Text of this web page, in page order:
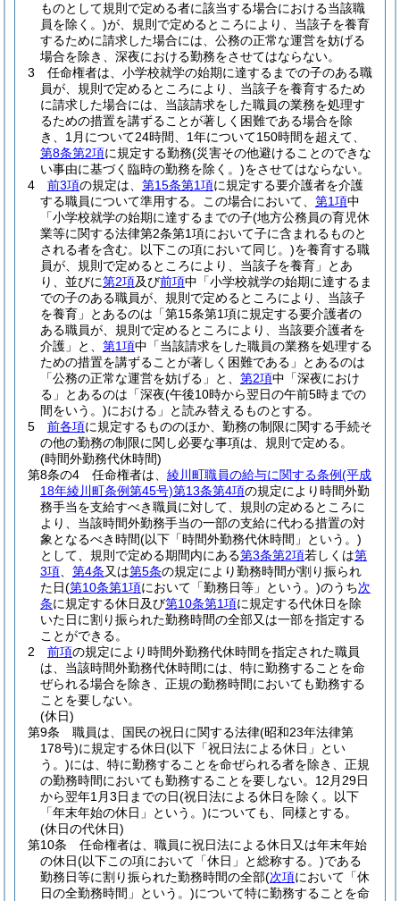
ものとして規則で定める者に該当する場合における当該職
員を除く。)が、規則で定めるところにより、当該子を養育
するために請求した場合には、公務の正常な運営を妨げる
場合を除き、深夜における勤務をさせてはならない。
3
任命権者は、小学校就学の始期に達するまでの子のある職
員が、規則で定めるところにより、当該子を養育するため
に請求した場合には、当該請求をした職員の業務を処理す
るための措置を講ずることが著しく困難である場合を除
き、1月について24時間、1年について150時間を超えて、
第8条第2項に規定する勤務(災害その他避けることのできな
い事由に基づく臨時の勤務を除く。)をさせてはならない。
4
前3項の規定は、 第15条第1項に規定する要介護者を介護
する職員について準用する。
この場合において、 第1項中
「小学校就学の始期に達するまでの子(地方公務員の育児休
業等に関する法律第2条第1項において子に含まれるものと
される者を含む。以下この項において同じ。)を養育する職
員が、規則で定めるところにより、当該子を養育」とあ
り、並びに第2項及び前項中「小学校就学の始期に達するま
での子のある職員が、規則で定めるところにより、当該子
を養育」とあるのは「第15条第1項に規定する要介護者の
ある職員が、規則で定めるところにより、当該要介護者を
介護」と、 第1項中「当該請求をした職員の業務を処理する
ための措置を講ずることが著しく困難である」とあるのは
「公務の正常な運営を妨げる」と、 第2項中「深夜におけ
る」とあるのは「深夜(午後10時から翌日の午前5時までの
間をいう。)における」と読み替えるものとする。
5
前各項に規定するもののほか、勤務の制限に関する手続そ
の他の勤務の制限に関し必要な事項は、規則で定める。
(時間外勤務代休時間)
第8条の4
任命権者は、 綾川町職員の給与に関する条例(平成
18年綾川町条例第45号)第13条第4項の規定により時間外勤
務手当を支給すべき職員に対して、規則の定めるところに
より、当該時間外勤務手当の一部の支給に代わる措置の対
象となるべき時間(以下「時間外勤務代休時間」という。)
として、規則で定める期間内にある第3条第2項若しくは第
3項
第4条又は第5条の規定により勤務時間が割り振られ
た日(第10条第1項において「勤務日等」という。)のうち次
条に規定する休日及び第10条第1項に規定する代休日を除
いた日に割り振られた勤務時間の全部又は一部を指定する
ことができる。
2
前項の規定により時間外勤務代休時間を指定された職員
は、当該時間外勤務代休時間には、特に勤務することを命
ぜられる場合を除き、正規の勤務時間においても勤務する
ことを要しない。
(休日)
第9条
職員は、国民の祝日に関する法律(昭和23年法律第
178号)に規定する休日(以下「祝日法による休日」とい
う。)には、特に勤務することを命ぜられる者を除き、正規
の勤務時間においても勤務することを要しない。 12月29日
から翌年1月3日までの日(祝日法による休日を除く。以下
「年末年始の休日」という。)についても、同様とする。
(休日の代休日)
第10条
任命権者は、職員に祝日法による休日又は年末年始
の休日(以下この項において「休日」と総称する。)である
勤務日等に割り振られた勤務時間の全部(次項において「休
日の全勤務時間」という。)について特に勤務することを命